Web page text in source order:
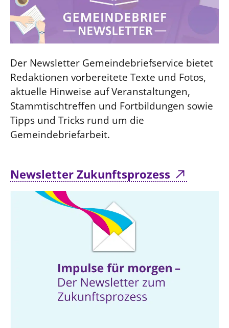
Der Newsletter Gemeindebriefservice bietet
Redaktionen vorbereitete Texte und Fotos,
aktuelle Hinweise auf Veranstaltungen,
Stammtischtreffen und Fortbildungen sowie
Tipps und Tricks rund um die
Gemeindebriefarbeit.
Newsletter Zukunftsprozess